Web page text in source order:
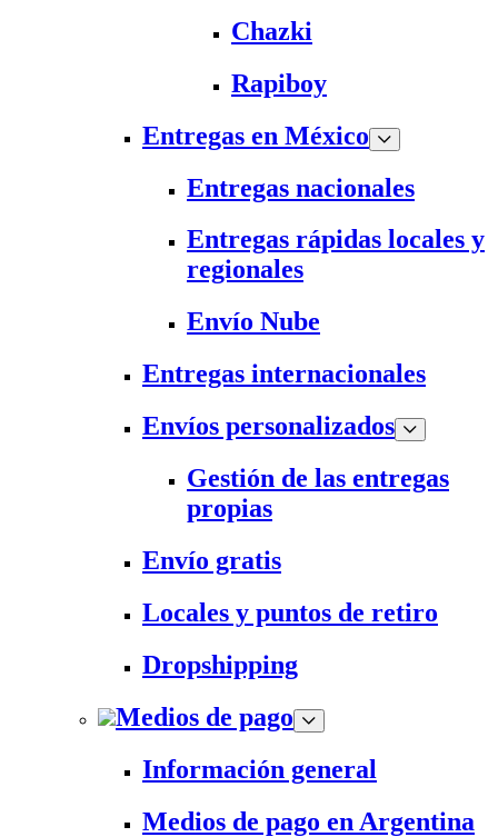
Chazki
Rapiboy
Entregas en México
Entregas nacionales
Entregas rápidas locales y
regionales
Envío Nube
Entregas internacionales
Envíos personalizados
Gestión de las entregas
propias
Envío gratis
Locales y puntos de retiro
Dropshipping
Medios de pago
Información general
Medios de pago en Argentina